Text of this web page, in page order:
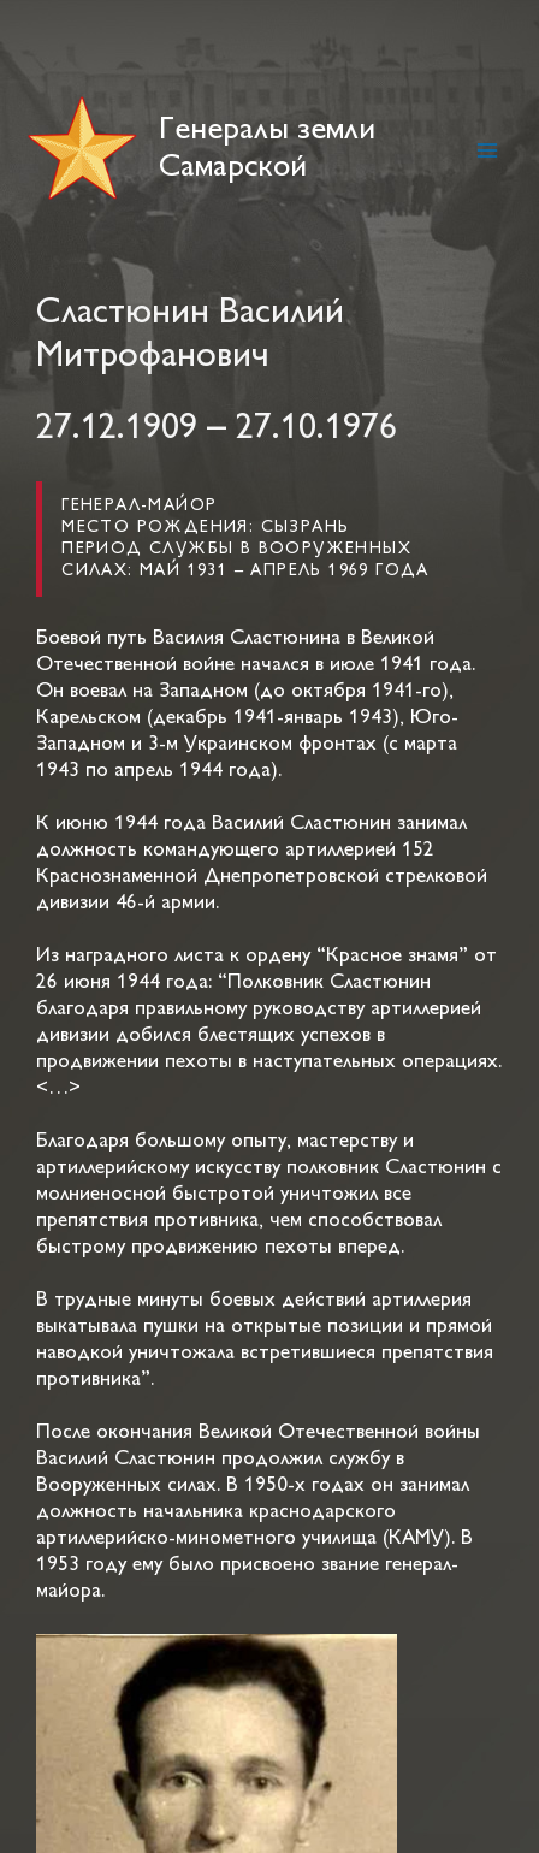
Генералы земли
Самарской
Сластюнин Василий
Митрофанович
27.12.1909 – 27.10.1976
ГЕНЕРАЛ-МАЙОР
МЕСТО РОЖДЕНИЯ: СЫЗРАНЬ
ПЕРИОД СЛУЖБЫ В ВООРУЖЕННЫХ
СИЛАХ: МАЙ 1931 – АПРЕЛЬ 1969 ГОДА
Боевой путь Василия Сластюнина в Великой
Отечественной войне начался в июле 1941 года.
Он воевал на Западном (до октября 1941-го),
Карельском (декабрь 1941-январь 1943), Юго-
Западном и 3-м Украинском фронтах (с марта
1943 по апрель 1944 года).
К июню 1944 года Василий Сластюнин занимал
должность командующего артиллерией 152
Краснознаменной Днепропетровской стрелковой
дивизии 46-й армии.
Из наградного листа к ордену “Красное знамя” от
26 июня 1944 года: “Полковник Сластюнин
благодаря правильному руководству артиллерией
дивизии добился блестящих успехов в
продвижении пехоты в наступательных операциях.
<…>
Благодаря большому опыту, мастерству и
артиллерийскому искусству полковник Сластюнин с
молниеносной быстротой уничтожил все
препятствия противника, чем способствовал
быстрому продвижению пехоты вперед.
В трудные минуты боевых действий артиллерия
выкатывала пушки на открытые позиции и прямой
наводкой уничтожала встретившиеся препятствия
противника”.
После окончания Великой Отечественной войны
Василий Сластюнин продолжил службу в
Вооруженных силах. В 1950-х годах он занимал
должность начальника краснодарского
артиллерийско-минометного училища (КАМУ). В
1953 году ему было присвоено звание генерал-
майора.